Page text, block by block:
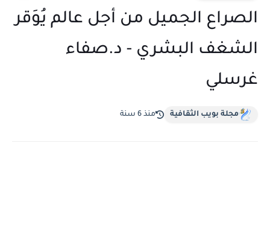
الصراع الجميل من أجل عالم يُوَقر
الشغف البشري - د.صفاء
غرسلي
مجلة بويب الثقافية منذ 6 سنة